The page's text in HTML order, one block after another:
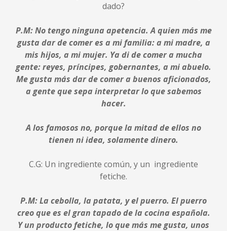
dado?
P.M: No tengo ninguna apetencia. A quien más me
gusta dar de comer es a mi familia: a mi madre, a
mis hijos, a mi mujer. Ya di de comer a mucha
gente: reyes, príncipes, gobernantes, a mi abuelo.
Me gusta más dar de comer a buenos aficionados,
a gente que sepa interpretar lo que sabemos
hacer.
A los famosos no, porque la mitad de ellos no
tienen ni idea, solamente dinero.
C.G: Un ingrediente común, y un ingrediente
fetiche.
P.M: La cebolla, la patata, y el puerro. El puerro
creo que es el gran tapado de la cocina española.
Y un producto fetiche, lo que más me gusta, unos